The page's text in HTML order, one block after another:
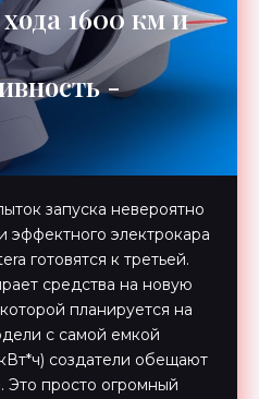
1600 км и
-
запуска невероятно
эффектного электрокара
готовятся к третьей.
средства на новую
планируется на
с самой емкой
создатели обещают
Это просто огромный